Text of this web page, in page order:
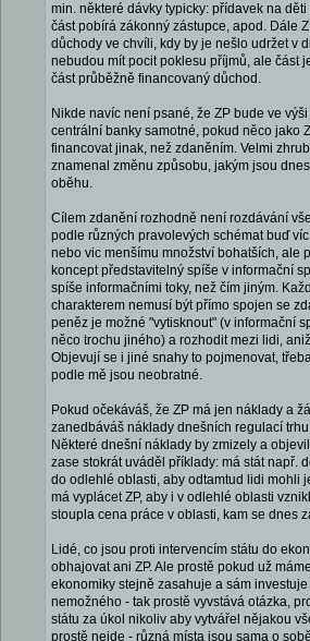
min. některé dávky typicky: přídavek na
část pobírá zákonný zástupce, apod. Dále
důchody ve chvíli, kdy by je nešlo udržet v
nebudou mít pocit poklesu příjmů, ale část
část průběžně financovaný důchod.
Nikde navíc není psané, že ZP bude ve
centrální banky samotné, pokud něco jako
financovat jinak, než zdaněním. Velmi
znamenal změnu způsobu, jakým jsou
oběhu.
Cílem zdanění rozhodně není rozdávání
podle různých pravolevých schémat buď
nebo vic menšímu množství bohatších, ale
koncept představitelný spíše v informační
spíše informačními toky, než čím jiným.
charakterem nemusí být přímo spojen se
peněz je možné "vytisknout" (v informační
něco trochu jiného) a rozhodit mezi lidi,
Objevují se i jiné snahy to pojmenovat,
podle mě jsou neobratné.
Pokud očekáváš, že ZP má jen náklady a
zanedbáváš náklady dnešních regulací
Některé dnešní náklady by zmizely a
zase stokrát uváděl příklady: má stát např.
do odlehlé oblasti, aby odtamtud lidi mohli
má vyplácet ZP, aby i v odlehlé oblasti
stoupla cena práce v oblasti, kam se dnes
Lidé, co jsou proti intervencím státu do
obhajovat ani ZP. Ale prostě pokud už
ekonomiky stejně zasahuje a sám
nemožného - tak prostě vyvstává otázka,
státu za úkol nikoliv aby vytvářel nějakou
prostě nejde - různá místa jsou sama o